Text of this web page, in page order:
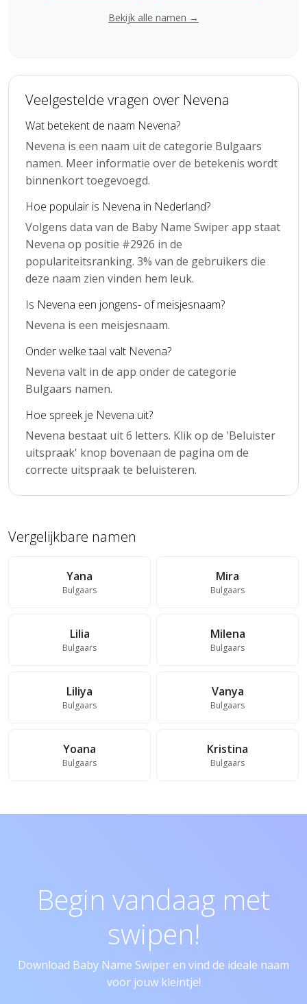
Bekijk alle namen →
Veelgestelde vragen over Nevena
Wat betekent de naam Nevena?
Nevena is een naam uit de categorie Bulgaars
namen. Meer informatie over de betekenis wordt
binnenkort toegevoegd.
Hoe populair is Nevena in Nederland?
Volgens data van de Baby Name Swiper app staat
Nevena op positie #2926 in de
populariteitsranking. 3% van de gebruikers die
deze naam zien vinden hem leuk.
Is Nevena een jongens- of meisjesnaam?
Nevena is een meisjesnaam.
Onder welke taal valt Nevena?
Nevena valt in de app onder de categorie
Bulgaars namen.
Hoe spreek je Nevena uit?
Nevena bestaat uit 6 letters. Klik op de 'Beluister
uitspraak' knop bovenaan de pagina om de
correcte uitspraak te beluisteren.
Vergelijkbare namen
Yana
Bulgaars
Mira
Bulgaars
Lilia
Bulgaars
Milena
Bulgaars
Liliya
Bulgaars
Vanya
Bulgaars
Yoana
Bulgaars
Kristina
Bulgaars
Begin vandaag met
swipen!
Download Baby Name Swiper en vind de ideale naam
voor jouw kleintje!